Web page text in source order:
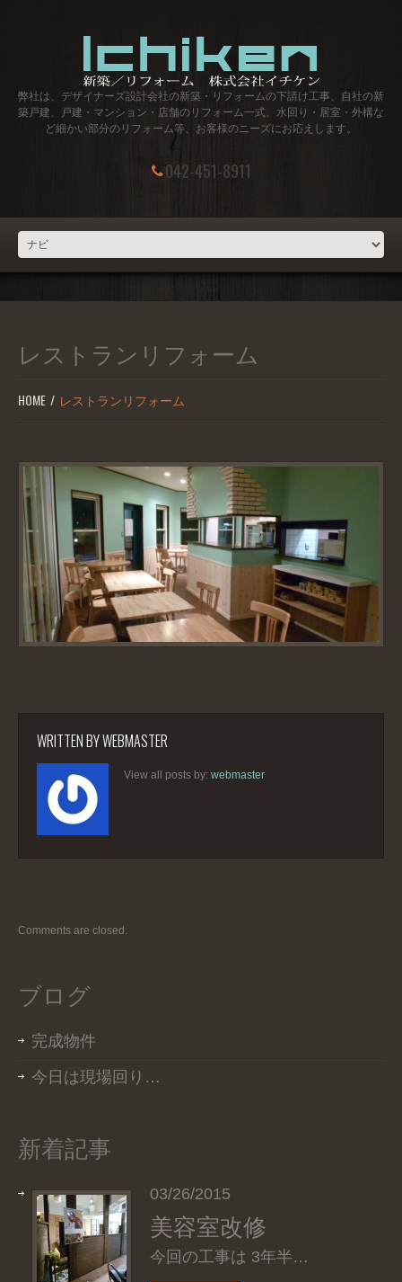
弊社は、デザイナーズ設計会社の新築・リフォームの下請け工事、自社の新
築戸建、戸建・マンション・店舗のリフォーム一式、水回り・居室・外構な
ど細かい部分のリフォーム等、お客様のニーズにお応えします。
042-451-8911
レストランリフォーム
HOME レストランリフォーム
WRITTEN BYWEBMASTER
View all posts by: webmaster
Comments are closed.
ブログ
完成物件
今日は現場回り…
新着記事
03/26/2015
美容室改修
今回の工事は 3年半…